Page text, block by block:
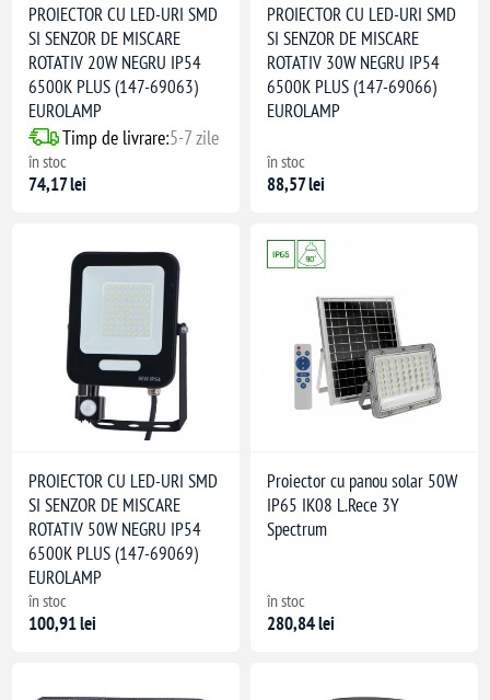
PROIECTOR CU LED-URI SMD
SI SENZOR DE MISCARE
ROTATIV 20W NEGRU IP54
6500K PLUS (147-69063)
EUROLAMP
Timp de livrare:5-7 zile
în stoc
74,17 lei
PROIECTOR CU LED-URI SMD
SI SENZOR DE MISCARE
ROTATIV 30W NEGRU IP54
6500K PLUS (147-69066)
EUROLAMP
în stoc
88,57 lei
PROIECTOR CU LED-URI SMD
SI SENZOR DE MISCARE
ROTATIV 50W NEGRU IP54
6500K PLUS (147-69069)
EUROLAMP
în stoc
100,91 lei
Proiector cu panou solar 50W
IP65 IK08 L.Rece 3Y
Spectrum
în stoc
280,84 lei